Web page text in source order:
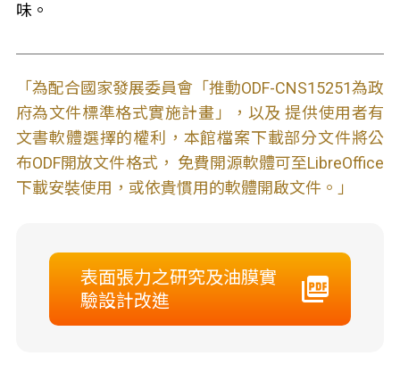
味。
「為配合國家發展委員會「推動ODF-CNS15251為政
府為文件標準格式實施計畫」，以及 提供使用者有
文書軟體選擇的權利，本館檔案下載部分文件將公
布ODF開放文件格式， 免費開源軟體可至LibreOffice
下載安裝使用，或依貴慣用的軟體開啟文件。」
表面張力之研究及油膜實
驗設計改進